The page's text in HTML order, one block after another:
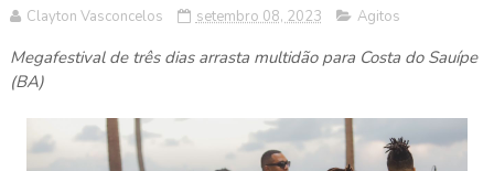
Clayton Vasconcelos setembro 08, 2023 Agitos
Megafestival de três dias arrasta multidão para Costa do Sauípe
(BA)